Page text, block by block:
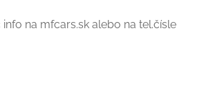
info na mfcars.sk alebo na tel.čísle